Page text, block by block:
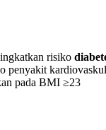
risiko
pada BMI ≥23